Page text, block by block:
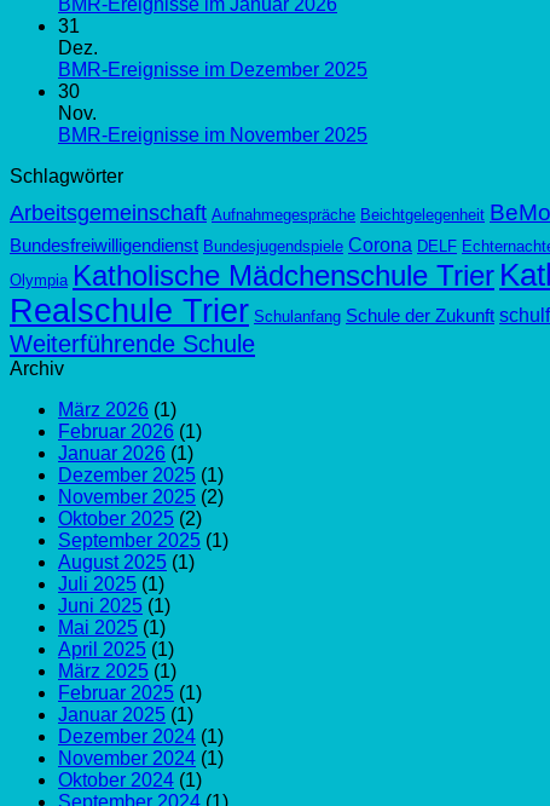
BMR-Ereignisse im Januar 2026
31
Dez.
BMR-Ereignisse im Dezember 2025
30
Nov.
BMR-Ereignisse im November 2025
Schlagwörter
Arbeitsgemeinschaft Aufnahmegespräche Beichtgelegenheit
Bundesfreiwilligendienst Bundesjugendspiele Corona DELF
Olympia Katholische Mädchenschule Trier
Realschule Trier Schulanfang Schule der Zukunft
Weiterführende Schule
Archiv
März 2026 (1)
Februar 2026 (1)
Januar 2026 (1)
Dezember 2025 (1)
November 2025 (2)
Oktober 2025 (2)
September 2025 (1)
August 2025 (1)
Juli 2025 (1)
Juni 2025 (1)
Mai 2025 (1)
April 2025 (1)
März 2025 (1)
Februar 2025 (1)
Januar 2025 (1)
Dezember 2024 (1)
November 2024 (1)
Oktober 2024 (1)